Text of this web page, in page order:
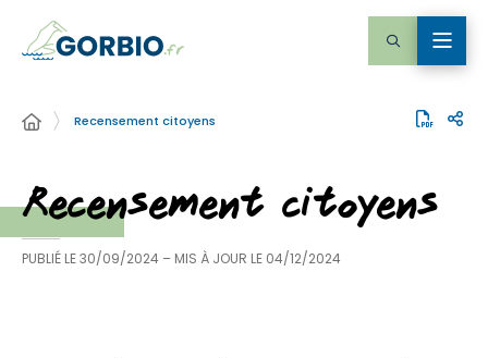
Recensement citoyens
Recensement citoyens
PUBLIÉ LE30/09/2024 – MIS À JOUR LE 04/12/2024